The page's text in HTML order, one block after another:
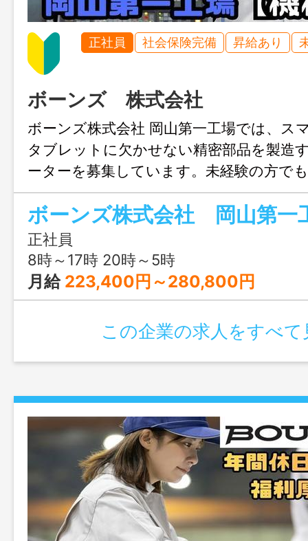
正社員 社会保険完備 昇給あり
ボーンズ 株式会社
ボーンズ株式会社 岡山第一工場では、ス
タブレットに欠かせない精密部品を製造
ーターを募集しています。未経験の方で
トできます。また完全週休二日制（土日
日123日、賞与年2回と福利厚生も充実で
正社員
8時～17時 20時～5時
月給 223,400円～280,800円
この企業の求人をすべて